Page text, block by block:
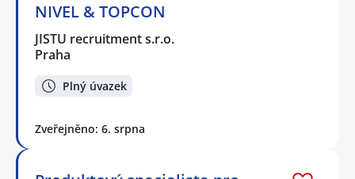
NIVEL & TOPCON
JISTU recruitment s.r.o.
Praha
Plný úvazek
Zveřejněno: 6. srpna